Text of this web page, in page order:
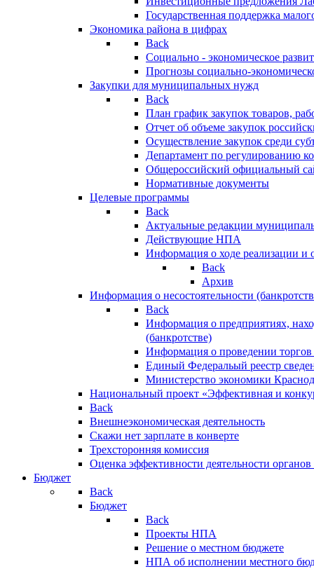
Государственная поддержка
Экономика района в цифрах
Back
Социально - экономическое
Прогнозы социально-
Закупки для муниципальных нужд
Back
План график закупок товаров,
Отчет об объеме закупок
Осуществление закупок среди
Департамент по регулированию
Общероссийский официальный
Нормативные документы
Целевые программы
Back
Актуальные редакции
Действующие НПА
Информация о ходе реализации
Back
Архив
Информация о несостоятельности
Back
Информация о предприятиях,
(банкротстве)
Информация о проведении
Единый Федеральый реестр
Министерство экономики
Национальный проект «Эффективная и
Back
Внешнеэкономическая деятельность
Скажи нет зарплате в конверте
Трехсторонняя комиссия
Оценка эффективности деятельности
Бюджет
Back
Бюджет
Back
Проекты НПА
Решение о местном бюджете
НПА об исполнении местного